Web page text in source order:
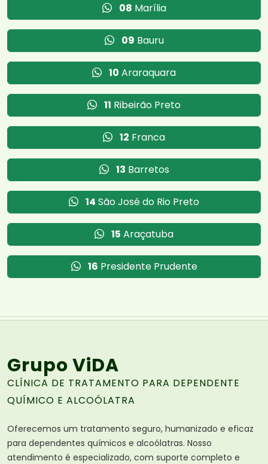
08 Marília
09 Bauru
10 Araraquara
11 Ribeirão Preto
12 Franca
13 Barretos
14 São José do Rio Preto
15 Araçatuba
16 Presidente Prudente
Grupo ViDA
CLÍNICA DE TRATAMENTO PARA DEPENDENTE
QUÍMICO E ALCOÓLATRA
Oferecemos um tratamento seguro, humanizado e eficaz
para dependentes químicos e alcoólatras. Nosso
atendimento é especializado, com suporte completo e